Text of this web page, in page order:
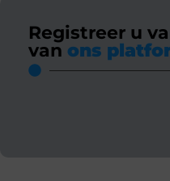
Registreer u
van ons